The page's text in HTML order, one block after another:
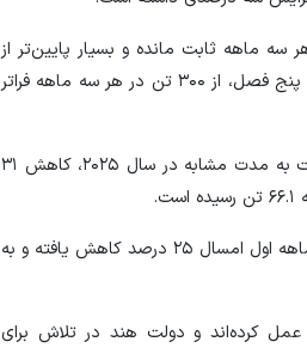
از ابتدای سال ۲۰۲۵ در محدوده ۲۰۰ تن در هر سه ماهه ثابت مانده و بسیار پایین‌تر از
بالاترین سطح از اواسط ۲۰۲۲ تا پایان ۲۰۲۴ است که خرید به مدت پنج فصل، از ۳۰۰ تن در هر سه ماهه فراتر
تقاضای جواهرات در چین در سه ماهه اول، ۸۵.۲ تن بود که نسبت به مدت مشابه در سال ۲۰۲۵، کاهش ۳۱
طبق داده‌های شورای جهانی طلا، تقاضای جهانی جواهرات در سه ماهه اول امسال ۲۵ درصد کاهش یافته و به
عمل کرده‌اند و دولت هند در تلاش برای